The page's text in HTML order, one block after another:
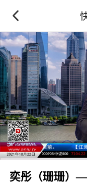
奕彤（珊珊）